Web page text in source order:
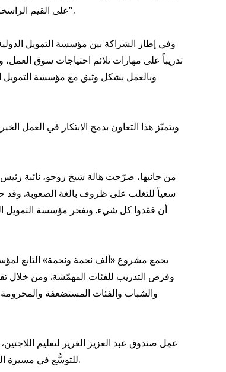
على القيم الراسخة لدولة الإمارات العربية المتحدة وإرثها في ريادة الأعمال الإنسانية والعمل الخيري المسؤول".
تدريباً على مهارات تلائم احتياجات سوق العمل،
ويتميّز هذا التعاون بدمج الابتكار في العمل
من جانبها، صرّحت هالة شيخ روحو، نائبة
سعياً للتغلب على ظروف بالغة الصعوبة. وقد
أن فقدوا كل شيء. وتفخر مؤسسة التمويل
وفرص التدريب للفئات المهمّشة. ومن خلال
والشباب والفئات المستضعفة
للتوسُّع في مسيرة الصندوق، من خلال ربط تمويل العمل الخيري بمتطلبات القطاع الخاص لتوليد فرص عمل طويلة الأجل في بعض أكثر البيئات تحدياً في المنطقة.